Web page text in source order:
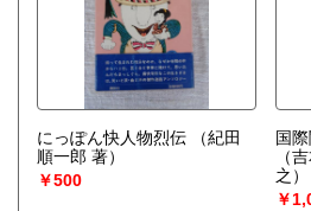
にっぽん快人物烈伝
（紀田
順一郎 著）
￥500
国
（
之）
￥